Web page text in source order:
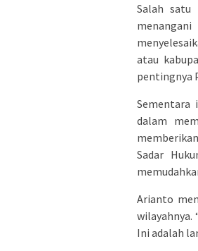
Salah satu
atau
pentingnya
Sementara
dalam
Sadar
Arianto
wilayahnya.
Ini adalah